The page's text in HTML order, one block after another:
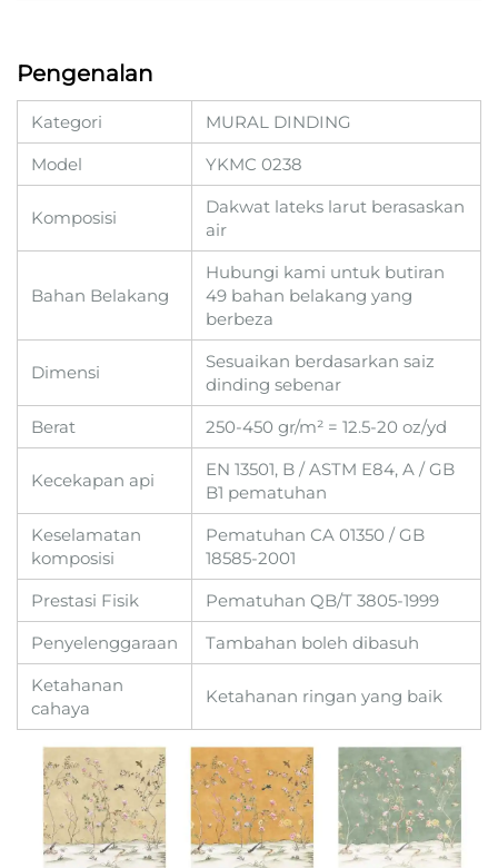
Pengenalan
Kategori
MURAL DINDING
Model
YKMC 0238
Komposisi
Dakwat lateks larut berasaskan
air
Bahan Belakang
Hubungi kami untuk butiran
49 bahan belakang yang
berbeza
Dimensi
Sesuaikan berdasarkan saiz
dinding sebenar
Berat
250-450 gr/m² = 12.5-20 oz/yd
Kecekapan api
EN 13501, B / ASTM E84, A / GB
B1 pematuhan
Keselamatan
komposisi
Pematuhan CA 01350 / GB
18585-2001
Prestasi Fisik
Pematuhan QB/T 3805-1999
Penyelenggaraan
Tambahan boleh dibasuh
Ketahanan
cahaya
Ketahanan ringan yang baik